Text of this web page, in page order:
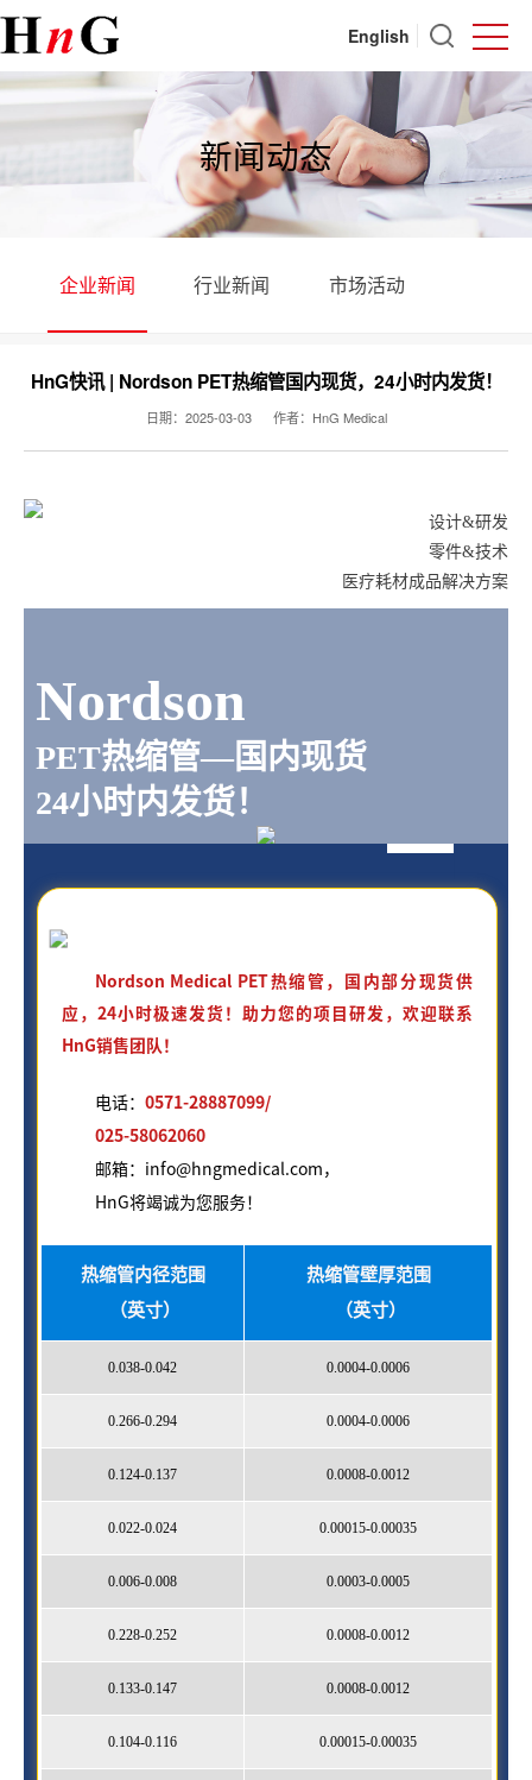
English
新闻动态
企业新闻 行业新闻 市场活动
HnG快讯 | Nordson PET热缩管国内现货，24小时内发货！
日期：2025-03-03 作者：HnG Medical
设计&研发
零件&技术
医疗耗材成品解决方案
Nordson
PET热缩管—国内现货
24小时内发货！
Nordson Medical PET热缩管，国内部分现货供
应，24小时极速发货！助力您的项目研发，欢迎联系
HnG销售团队！
电话：0571-28887099/
025-58062060
邮箱：info@hngmedical.com，
HnG将竭诚为您服务！
热缩管内径范围
（英寸）
热缩管壁厚范围
（英寸）
0.038-0.042 0.0004-0.0006
0.266-0.294 0.0004-0.0006
0.124-0.137 0.0008-0.0012
0.022-0.024 0.00015-0.00035
0.006-0.008 0.0003-0.0005
0.228-0.252 0.0008-0.0012
0.133-0.147 0.0008-0.0012
0.104-0.116 0.00015-0.00035